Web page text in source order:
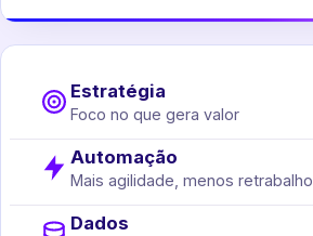
Estratégia
Foco no que gera valor
Automação
Mais agilidade, menos retrabalho
Dados